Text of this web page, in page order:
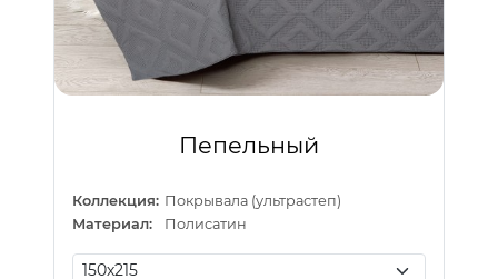
Пепельный
Коллекция: Покрывала (ультрастеп)
Материал:
Полисатин